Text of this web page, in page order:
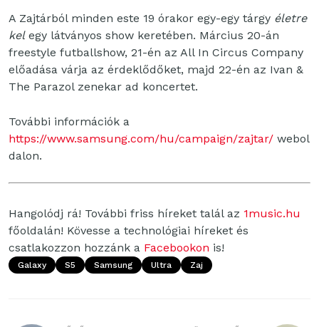
A Zajtárból minden este 19 órakor egy-egy tárgy életre
kelegy látványos show keretében. Március 20-án
freestyle futballshow, 21-én az All In Circus Company
előadása várja az érdeklődőket, majd 22-én az Ivan &
The Parazol zenekar ad koncertet.
További információk a
https://www.samsung.com/hu/campaign/zajtar/ webol
dalon.
Hangolódj rá! További friss híreket talál az 1music.hu
főoldalán! Kövesse a technológiai híreket és
csatlakozzon hozzánk a Facebookon is!
Galaxy S5 Samsung Ultra Zaj